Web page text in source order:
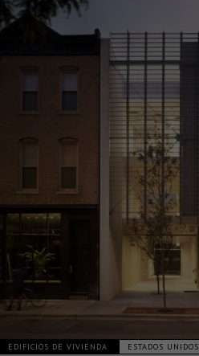
EDIFICIOS DE VIVIENDA ESTADOS UNIDOS